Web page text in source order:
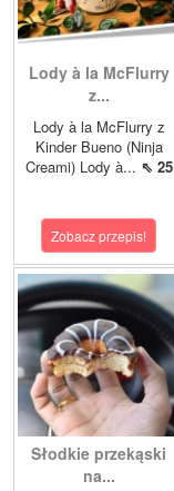
Lody à la McFlurry
z...
Lody à la McFlurry z
Kinder Bueno (Ninja
Creami) Lody à... ⇖ 25
Zobacz przepis!
Słodkie przekąski
na...